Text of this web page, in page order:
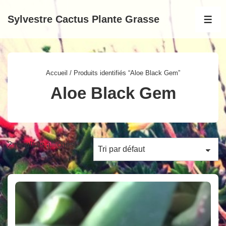
passer
contenu
Sylvestre Cactus Plante Grasse
Accueil / Produits identifiés “Aloe Black Gem”
Aloe Black Gem
2 résultats affichés